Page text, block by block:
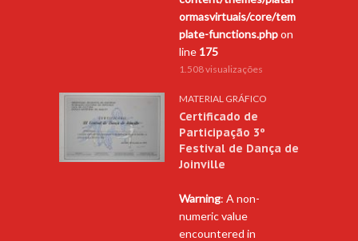
ormasvirtuais/core/tem
plate-functions.phpon
line 175
1.508 visualizações
MATERIAL GRÁFICO
Certificado de
Participação 3º
Festival de Dança de
Joinville
Warning: A non-
numeric value
encountered in